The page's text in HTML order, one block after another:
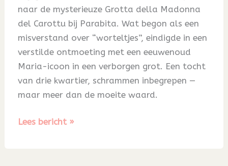
naar de mysterieuze Grotta della Madonna
del Carottu bij Parabita. Wat begon als een
misverstand over “worteltjes”, eindigde in een
verstilde ontmoeting met een eeuwenoud
Maria-icoon in een verborgen grot. Een tocht
van drie kwartier, schrammen inbegrepen —
maar meer dan de moeite waard.
Blog
Lees bericht »